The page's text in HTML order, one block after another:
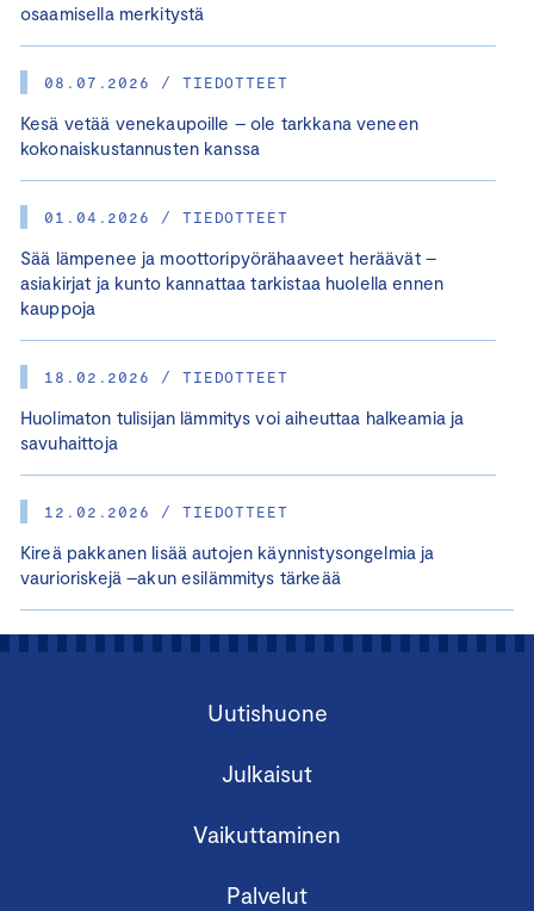
osaamisella merkitystä
08.07.2026 / TIEDOTTEET
Kesä vetää venekaupoille – ole tarkkana veneen
kokonaiskustannusten kanssa
01.04.2026 / TIEDOTTEET
Sää lämpenee ja moottoripyörähaaveet heräävät –
asiakirjat ja kunto kannattaa tarkistaa huolella ennen
kauppoja
18.02.2026 / TIEDOTTEET
Huolimaton tulisijan lämmitys voi aiheuttaa halkeamia ja
savuhaittoja
12.02.2026 / TIEDOTTEET
Kireä pakkanen lisää autojen käynnistysongelmia ja
vaurioriskejä –akun esilämmitys tärkeää
Uutishuone
Julkaisut
Vaikuttaminen
Palvelut